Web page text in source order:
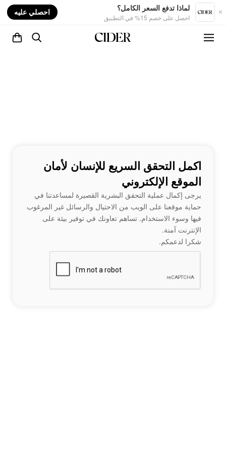
لماذا تدفع السعر الكامل؟
احصل على خصم 15% في التطبيق
احصلي عليه
اكمل التحقق السريع للإنسان لأمان
الموقع الإلكتروني
يرجى إكمال عملية التحقق البشرية القصيرة لمساعدتنا في
حماية موقعنا على الويب من الاحتيال والرسائل غير المرغوب
فيها وسوء الاستخدام. تساهم تعاونك في توفير بيئة على
الإنترنت آمنة.
شكرا لدعمكم.